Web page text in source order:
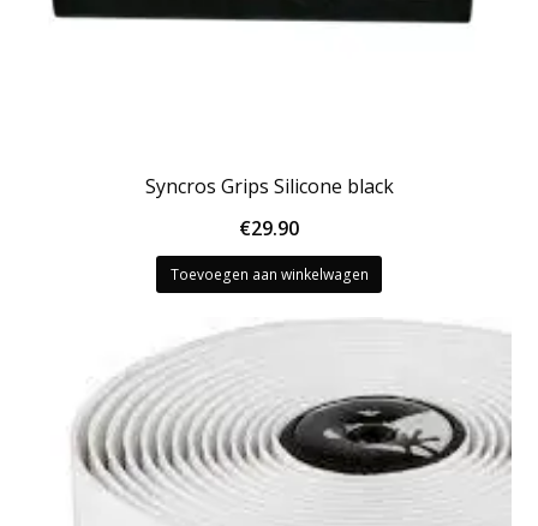
Syncros Grips Silicone black
€29.90
Toevoegen aan winkelwagen